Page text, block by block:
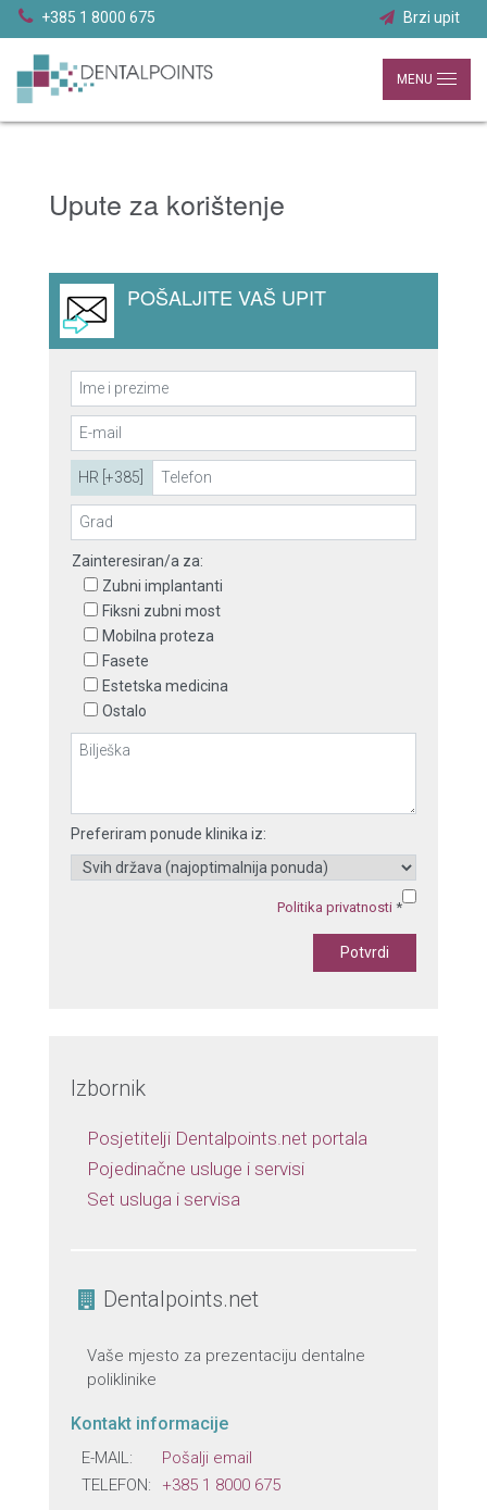
+385 1 8000 675 Brzi upit
MENU
Upute za korištenje
POŠALJITE VAŠ UPIT
Zainteresiran/a za:
Zubni implantanti
Fiksni zubni most
Mobilna proteza
Fasete
Estetska medicina
Ostalo
Preferiram ponude klinika iz:
Politika privatnosti *
Potvrdi
Izbornik
Posjetitelji Dentalpoints.net portala
Pojedinačne usluge i servisi
Set usluga i servisa
Dentalpoints.net
Vaše mjesto za prezentaciju dentalne
poliklinike
Kontakt informacije
E-MAIL:
Pošalji email
TELEFON:
+385 1 8000 675